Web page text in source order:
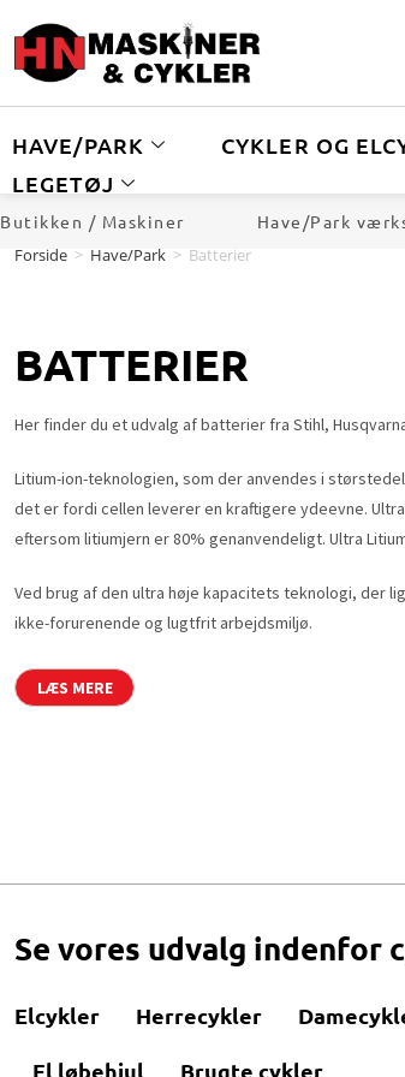
HAVE/PARK CYKLER OG
LEGETØJ
Butikken / Maskiner Have/Park
Forside > Have/Park > Batterier
BATTERIER
Her finder du et udvalg af batterier fra Stihl,
Litium-ion-teknologien, som der anvendes i
det er fordi cellen leverer en kraftigere ydeevne.
eftersom litiumjern er 80% genanvendeligt. Ultra
Ved brug af den ultra høje kapacitets teknologi, der
ikke-forurenende og lugtfrit arbejdsmiljø.
LÆS MERE
Se vores udvalg indenfor
Elcykler Herrecykler
El løbehjul
Brugte cykler